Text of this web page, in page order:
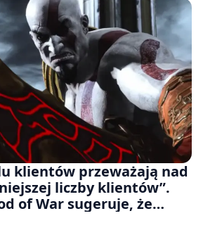
klientów przeważają nad
liczby klientów”.
of War sugeruje, że
Sony rezygnuje z gier